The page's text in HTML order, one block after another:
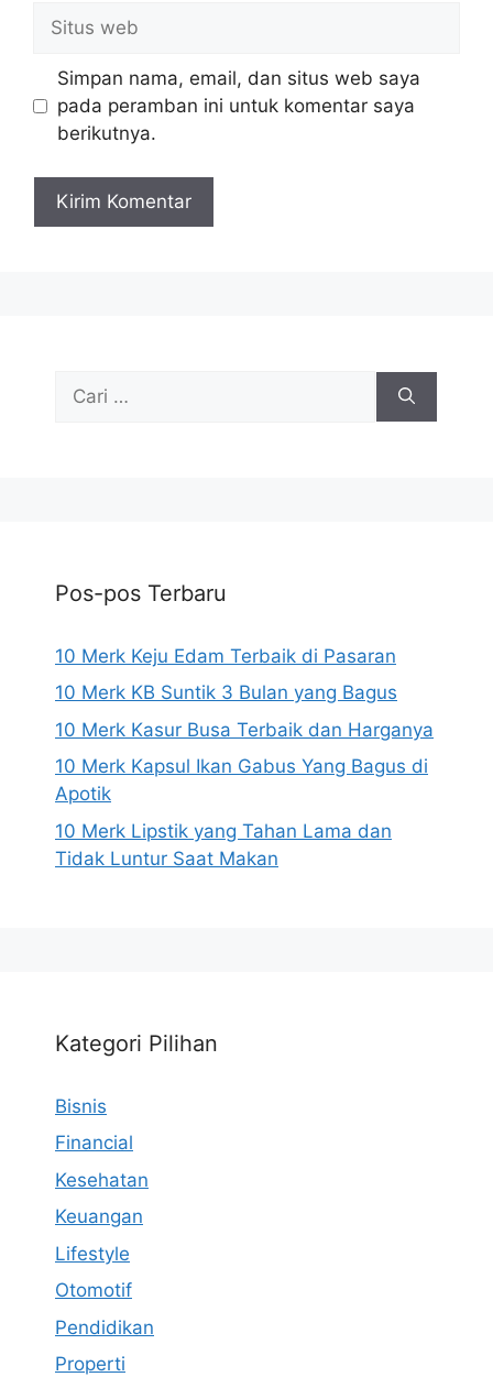
Situs
web
Simpan nama, email, dan situs web saya
pada peramban ini untuk komentar saya
berikutnya.
untuk:
Pos-pos Terbaru
10 Merk Keju Edam Terbaik di Pasaran
10 Merk KB Suntik 3 Bulan yang Bagus
10 Merk Kasur Busa Terbaik dan Harganya
10 Merk Kapsul Ikan Gabus Yang Bagus di
Apotik
10 Merk Lipstik yang Tahan Lama dan
Tidak Luntur Saat Makan
Kategori Pilihan
Bisnis
Financial
Kesehatan
Keuangan
Lifestyle
Otomotif
Pendidikan
Properti